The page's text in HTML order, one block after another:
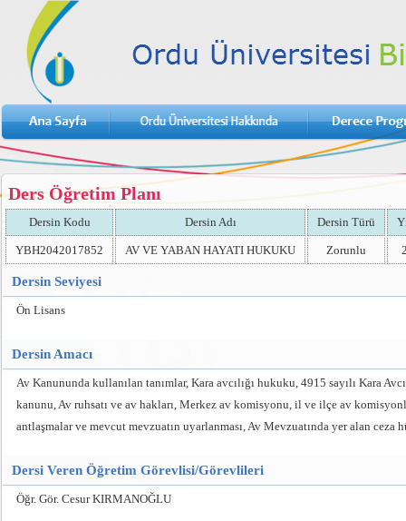
Ders Öğretim Planı
Dersin Kodu Dersin Adı Dersin Türü
YBH2042017852 AV VE YABAN HAYATI HUKUKU Zorunlu
Dersin Seviyesi
Ön Lisans
Dersin Amacı
Av Kanununda kullanılan tanımlar, Kara avcılığı hukuku, 4915 sayılı Kara
kanunu, Av ruhsatı ve av hakları, Merkez av komisyonu, il ve ilçe av
antlaşmalar ve mevcut mevzuatın uyarlanması, Av Mevzuatında yer alan
Dersi Veren Öğretim Görevlisi/Görevlileri
Öğr. Gör. Cesur KIRMANOĞLU